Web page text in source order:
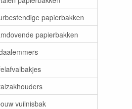
papierbakken
papierbakken
vuilnisbak